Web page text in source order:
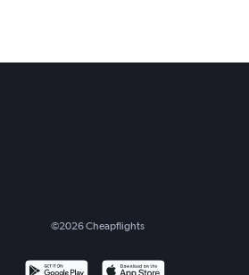
©2026Cheapflights